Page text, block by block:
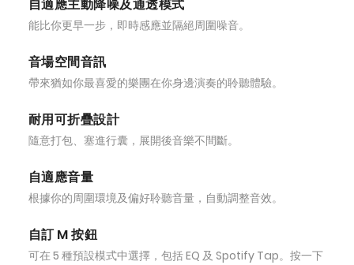
自適應主動降噪及通透模式
能比你更早一步，即時感應並隔絕周圍噪音。
音場空間音訊
帶來猶如你最喜愛的樂團在你身邊演奏的聆聽體驗。
耐用可折疊設計
隨意打包、塞進行囊，展開後音樂不間斷。
自適應音量
根據你的周圍環境及偏好聆聽音量，自動調整音效。
自訂 M 按鈕
可在 5 種預設模式中選擇，包括 EQ 及 Spotify Tap。按一下